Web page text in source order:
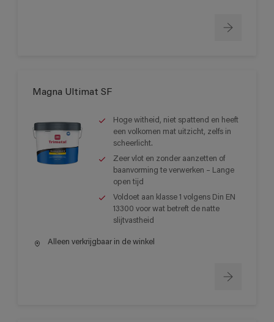
Magna Ultimat SF
Hoge witheid, niet spattend en heeft
een volkomen mat uitzicht, zelfs in
scheerlicht.
Zeer vlot en zonder aanzetten of
baanvorming te verwerken – Lange
open tijd
Voldoet aan klasse 1 volgens Din EN
13300 voor wat betreft de natte
slijtvastheid
Alleen verkrijgbaar in de winkel